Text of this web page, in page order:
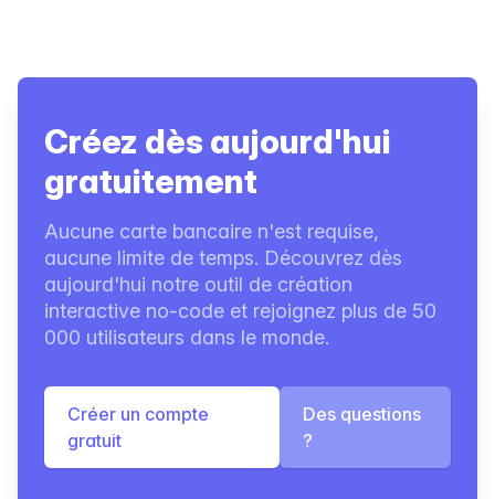
Créez dès aujourd'hui
gratuitement
Aucune carte bancaire n'est requise,
aucune limite de temps. Découvrez dès
aujourd'hui notre outil de création
interactive no-code et rejoignez plus de 50
000 utilisateurs dans le monde.
Créer un compte
gratuit
Des questions
?